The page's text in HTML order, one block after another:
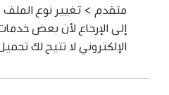
متقدم > تغيير نوع
إلى الإرجاع لأن بعض
الإلكتروني لا تتيح لك